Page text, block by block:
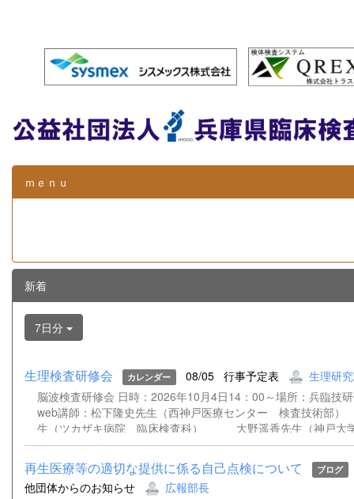
ｍｅｎｕ
新着
7日分
生理検査研修会 カレンダー 08/05 行事予定表
生理研
脳波検査研修会 日時：2026年10月4日14：00～場所：兵臨技
web講師：松下隆史先生（西神戸医療センター 検査技術
生（ツカザキ病院 臨床検査科） 大野遥香先生（神戸大
院 検査部） 松﨑俊樹先生（姫路赤十字病院 検査技術
再生医療等の適切な提供に係る自己点検について ブログ
他団体からのお知らせ
広報部長